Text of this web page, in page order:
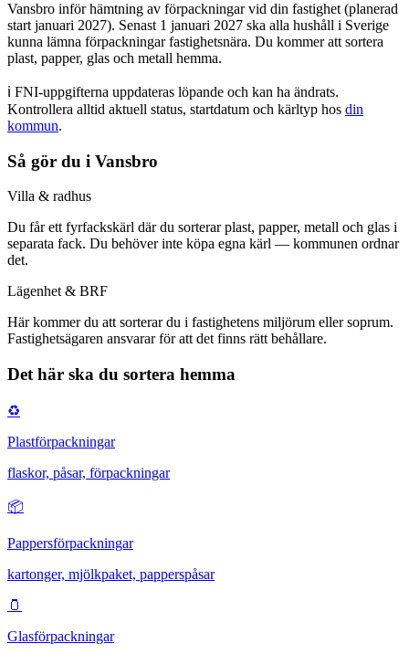
Vansbro inför hämtning av förpackningar vid din fastighet (planerad
start januari 2027). Senast 1 januari 2027 ska alla hushåll i Sverige
kunna lämna förpackningar fastighetsnära. Du kommer att sortera
plast, papper, glas och metall hemma.
ℹ️ FNI-uppgifterna uppdateras löpande och kan ha ändrats.
Kontrollera alltid aktuell status, startdatum och kärltyp hos din
kommun.
Så gör du i Vansbro
Villa & radhus
Du får ett fyrfackskärl där du sorterar plast, papper, metall och glas i
separata fack. Du behöver inte köpa egna kärl — kommunen ordnar
det.
Lägenhet & BRF
Här kommer du att sorterar du i fastighetens miljörum eller soprum.
Fastighetsägaren ansvarar för att det finns rätt behållare.
Det här ska du sortera hemma
♻️
Plastförpackningar
flaskor, påsar, förpackningar
📦
Pappersförpackningar
kartonger, mjölkpaket, papperspåsar
🫙
Glasförpackningar